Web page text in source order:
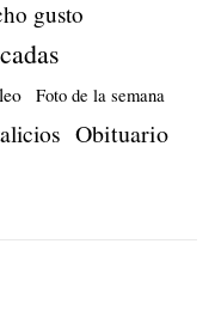
gusto
Foto de la semana
Obituario